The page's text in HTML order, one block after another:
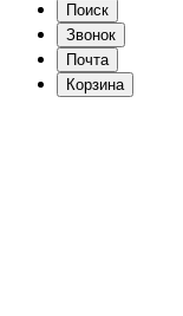
Поиск
Звонок
Почта
Корзина